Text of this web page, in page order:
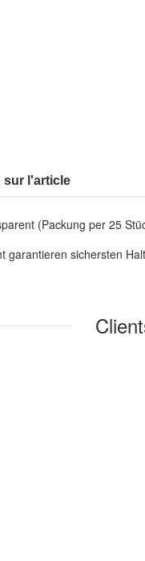
sur l'article
(Packung per 25
garantieren sichersten